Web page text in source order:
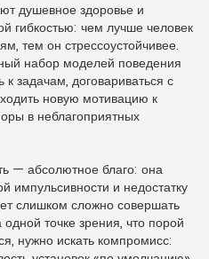
душевное здоровье и
гибкостью: чем лучше человек
тем он стрессоустойчивее.
набор моделей поведения
к задачам, договариваться с
новую мотивацию к
в неблагоприятных
— абсолютное благо: она
импульсивности и недостатку
слишком сложно совершать
точке зрения, что порой
нужно искать компромисс: